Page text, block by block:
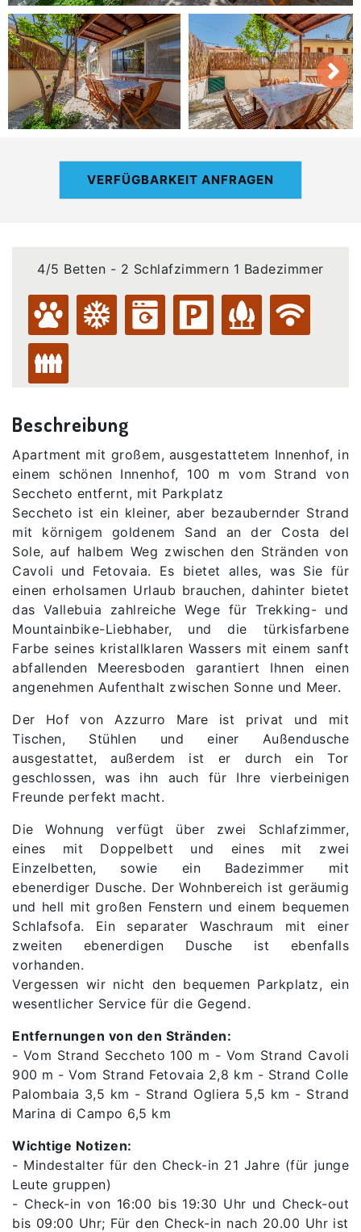
VERFÜGBARKEIT ANFRAGEN
4/5 Betten - 2 Schlafzimmern 1 Badezimmer
Beschreibung
Apartment mit großem, ausgestattetem Innenhof, in
einem schönen Innenhof, 100 m vom Strand von
Seccheto entfernt, mit Parkplatz
Seccheto ist ein kleiner, aber bezaubernder Strand
mit körnigem goldenem Sand an der Costa del
Sole, auf halbem Weg zwischen den Stränden von
Cavoli und Fetovaia. Es bietet alles, was Sie für
einen erholsamen Urlaub brauchen, dahinter bietet
das Vallebuia zahlreiche Wege für Trekking- und
Mountainbike-Liebhaber, und die türkisfarbene
Farbe seines kristallklaren Wassers mit einem sanft
abfallenden Meeresboden garantiert Ihnen einen
angenehmen Aufenthalt zwischen Sonne und Meer.
Der Hof von Azzurro Mare ist privat und mit
Tischen, Stühlen und einer Außendusche
ausgestattet, außerdem ist er durch ein Tor
geschlossen, was ihn auch für Ihre vierbeinigen
Freunde perfekt macht.
Die Wohnung verfügt über zwei Schlafzimmer,
eines mit Doppelbett und eines mit zwei
Einzelbetten, sowie ein Badezimmer mit
ebenerdiger Dusche. Der Wohnbereich ist geräumig
und hell mit großen Fenstern und einem bequemen
Schlafsofa. Ein separater Waschraum mit einer
zweiten ebenerdigen Dusche ist ebenfalls
vorhanden.
Vergessen wir nicht den bequemen Parkplatz, ein
wesentlicher Service für die Gegend.
Entfernungen von den Stränden:
- Vom Strand Seccheto 100 m - Vom Strand Cavoli
900 m - Vom Strand Fetovaia 2,8 km - Strand Colle
Palombaia 3,5 km - Strand Ogliera 5,5 km - Strand
Marina di Campo 6,5 km
Wichtige Notizen:
- Mindestalter für den Check-in 21 Jahre (für junge
Leute gruppen)
- Check-in von 16:00 bis 19:30 Uhr und Check-out
bis 09:00 Uhr; Für den Check-in nach 20.00 Uhr ist